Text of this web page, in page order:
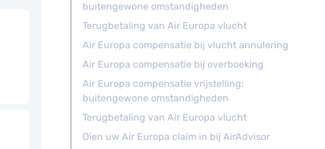
buitengewone omstandigheden
Terugbetaling van Air Europa vlucht
Air Europa compensatie bij vlucht annulering
Air Europa compensatie bij overboeking
Air Europa compensatie vrijstelling:
buitengewone omstandigheden
Terugbetaling van Air Europa vlucht
Dien uw Air Europa claim in bij AirAdvisor